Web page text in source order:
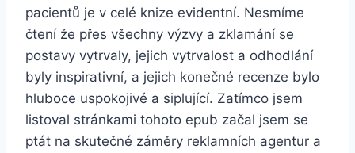
pacientů je v celé knize evidentní. Nesmíme
čtení že přes všechny výzvy a zklamání se
postavy vytrvaly, jejich vytrvalost a odhodlání
byly inspirativní, a jejich konečné recenze bylo
hluboce uspokojivé a siplující. Zatímco jsem
listoval stránkami tohoto epub začal jsem se
ptát na skutečné záměry reklamních agentur a